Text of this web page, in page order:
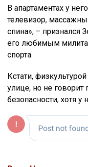
В апартаментах у
телевизор,
спина», – признался
его любимым
спорта.
Кстати,
улице, но не
безопасности, хотя у